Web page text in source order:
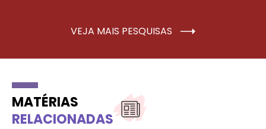
VEJA MAIS PESQUISAS
MATÉRIAS
RELACIONADAS